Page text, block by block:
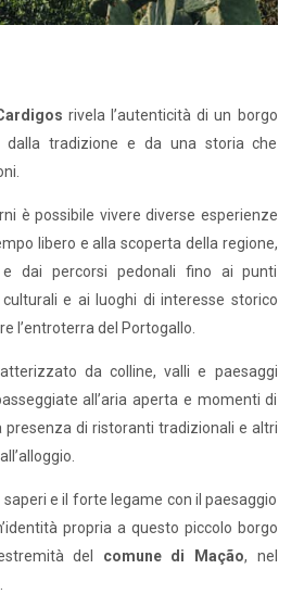
rivela l’autenticità di un borgo
dalla tradizione e da una storia che
è possibile vivere diverse esperienze
libero e alla scoperta della regione,
dai percorsi pedonali fino ai punti
e ai luoghi di interesse storico
l’entroterra del Portogallo.
da colline, valli e paesaggi
all’aria aperta e momenti di
presenza di ristoranti tradizionali e altri
saperi e il forte legame con il paesaggio
propria a questo piccolo borgo
del comune di Mação, nel